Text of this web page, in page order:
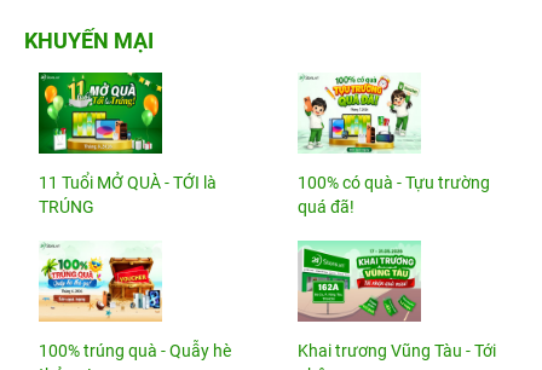
KHUYẾN MẠI
11 Tuổi MỞ QUÀ - TỚI là
TRÚNG
100% có quà - Tựu trường
quá đã!
100% trúng quà - Quẫy hè
Khai trương Vũng Tàu - Tới